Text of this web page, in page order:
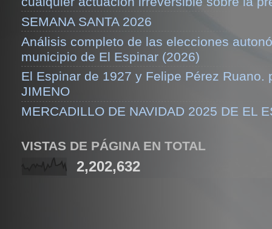
SEMANA SANTA 2026
Análisis completo de las elecciones
municipio de El Espinar (2026)
El Espinar de 1927 y Felipe Pérez Ruano.
JIMENO
MERCADILLO DE NAVIDAD 2025 DE EL
VISTAS DE PÁGINA EN TOTAL
2,202,632